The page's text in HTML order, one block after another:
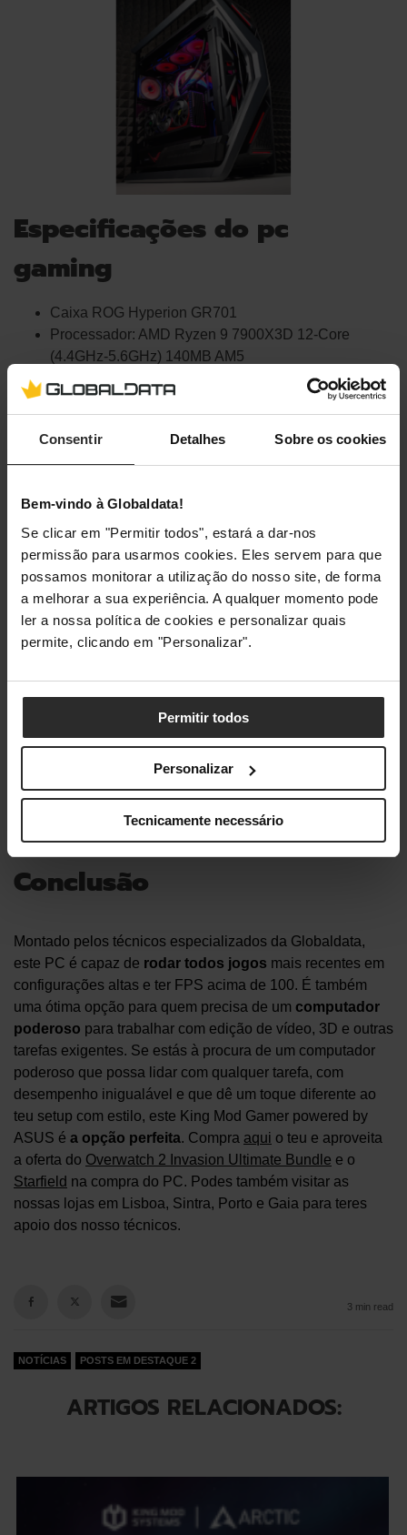
Consentir Detalhes Sobre os cookies
Bem-vindo à Globaldata!
Se clicar em "Permitir todos", estará a dar-nos
permissão para usarmos cookies. Eles servem para que
possamos monitorar a utilização do nosso site, de forma
a melhorar a sua experiência. A qualquer momento pode
ler a nossa política de cookies e personalizar quais
permite, clicando em "Personalizar".
Permitir todos
Personalizar
Tecnicamente necessário
Especificações do pc
gaming
Caixa ROG Hyperion GR701
Processador: AMD Ryzen 9 7900X3D 12-Core
(4.4GHz-5.6GHz) 140MB AM5
Placa gráfica: Asus GeForce RTX 4090 ROG Strix
Gaming OC 24GB GDDR6X DLSS3
Memória RAM: 2 x Kit 32GB (2 x 16GB) DDR5
6000MHz RGB CL38
Fonte de alimentação: Asus ROG Thor 1200W P2
80+ Platinum
Sistema operacional: Windows 11 Home
Garantia
Para além disso, temos um serviço derecolha gratuitade
equipamentos em caso de avaria em Portugal Continental
especializado!
Conclusão
Montado pelos técnicos especializados da Globaldata,
este PC é capaz de rodar todos jogos mais recentes em
configurações altas e ter FPS acima de 100. É também
uma ótima opção para quem precisa de um computador
poderoso para trabalhar com edição de vídeo, 3D e outras
tarefas exigentes. Se estás à procura de um computador
poderoso que possa lidar com qualquer tarefa, com
desempenho inigualável e que dê um toque diferente ao
teu setup com estilo, este King Mod Gamer powered by
ASUS é a opção perfeita. Compra aqui o teu e aproveita
a oferta do Overwatch 2 Invasion Ultimate Bundle e o
Starfield na compra do PC. Podes também visitar as
nossas lojas em Lisboa, Sintra, Porto e Gaia para teres
apoio dos nosso técnicos.
3 min read
NOTÍCIAS POSTS EM DESTAQUE 2
ARTIGOS RELACIONADOS: